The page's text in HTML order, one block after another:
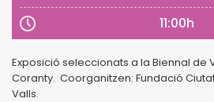
11:00h
Exposició seleccionats a la Biennal de
Coranty. Coorganitzen: Fundació
Valls.